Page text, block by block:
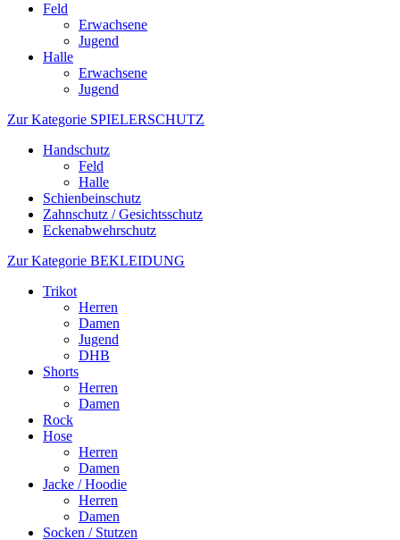
Feld
Erwachsene
Jugend
Halle
Erwachsene
Jugend
Zur Kategorie SPIELERSCHUTZ
Handschutz
Feld
Halle
Schienbeinschutz
Zahnschutz / Gesichtsschutz
Eckenabwehrschutz
Zur Kategorie BEKLEIDUNG
Trikot
Herren
Damen
Jugend
DHB
Shorts
Herren
Damen
Rock
Hose
Herren
Damen
Jacke / Hoodie
Herren
Damen
Socken / Stutzen